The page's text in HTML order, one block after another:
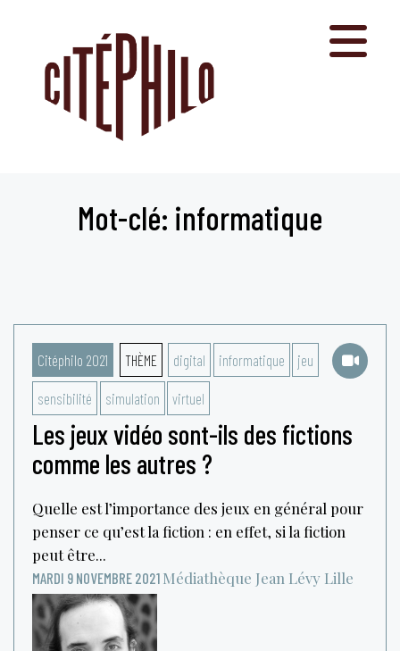
Mot-clé: informatique
Citéphilo 2021 THÈME digital informatique jeu
sensibilité simulation virtuel
Les jeux vidéo sont-ils des fictions
comme les autres ?
Quelle est l’importance des jeux en général pour
penser ce qu’est la fiction : en effet, si la fiction
peut être...
MARDI 9 NOVEMBRE 2021 Médiathèque Jean Lévy Lille